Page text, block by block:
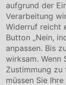
aufgrund der
Verarbeitung
Widerruf reicht
Button „Nein,
anpassen. Bis
wirksam. Wenn
Zustimmung
müssen Sie